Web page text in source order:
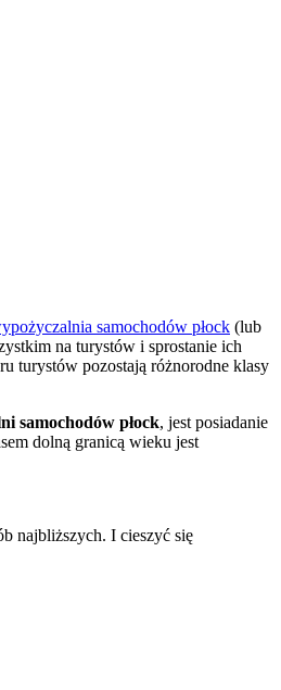
samochodów płock (lub
na turystów i sprostanie ich
turystów pozostają różnorodne klasy
samochodów płock, jest posiadanie
dolną granicą wieku jest
najbliższych. I cieszyć się